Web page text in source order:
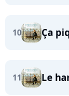
10 Ça
11 Le